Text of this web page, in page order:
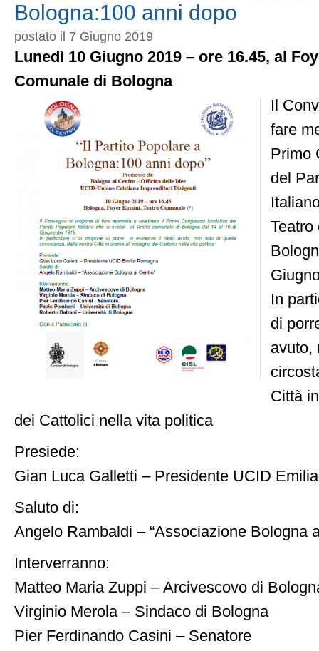
ITALIANA
DE
MICHELIS”
Bologna:100 anni dopo
postato il 7 Giugno 2019
Lunedì 10 Giugno 2019 – ore 16.45, al
Comunale di Bologna
Il
fare
Primo
del
Teatro
In
di
avuto,
Città
dei Cattolici nella vita politica
Presiede:
Gian Luca Galletti – Presidente UCID
Saluto di:
Angelo Rambaldi – “Associazione Bologna
Interverranno:
Matteo Maria Zuppi – Arcivescovo di
Virginio Merola – Sindaco di Bologna
Pier Ferdinando Casini – Senatore